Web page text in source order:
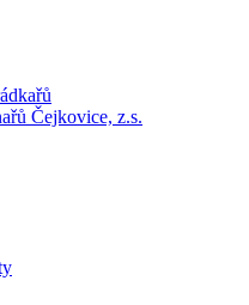
Čejkovice, z.s.